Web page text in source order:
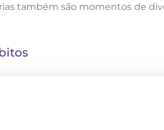
também são momentos de